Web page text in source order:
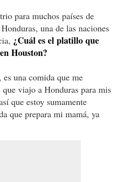
para muchos países de
una de las naciones
¿Cuál es el platillo que
Houston?
una comida que me
viajo a Honduras para mis
que estoy sumamente
que prepara mi mamá, ya